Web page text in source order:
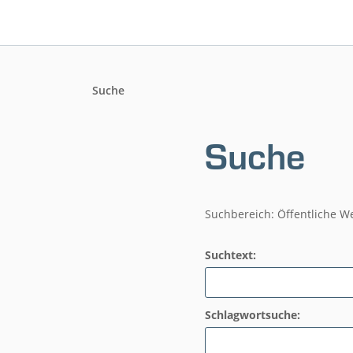
Suche
Suche
Suchbereich: Öffentliche
Suchtext:
Schlagwortsuche: